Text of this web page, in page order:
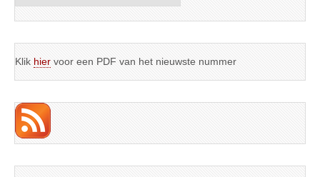
Klik hier voor een PDF van het nieuwste nummer